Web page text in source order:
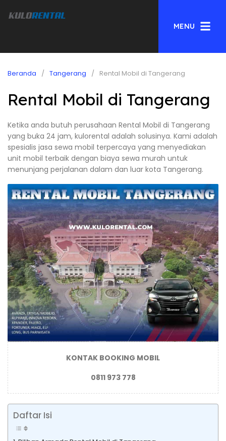
MENU
Beranda Tangerang Rental Mobil di Tangerang
Rental Mobil di Tangerang
Ketika anda butuh perusahaan Rental Mobil di Tangerang
yang buka 24 jam, kulorental adalah solusinya. Kami adalah
spesialis jasa sewa mobil terpercaya yang menyediakan
unit mobil terbaik dengan biaya sewa murah untuk
menunjang perjalanan dalam dan luar kota Tangerang.
KONTAK BOOKING MOBIL
0811 973 778
Daftar Isi